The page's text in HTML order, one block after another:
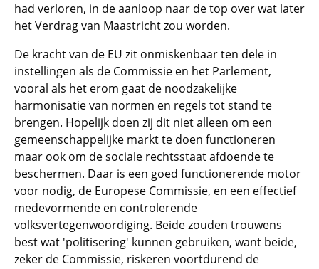
had verloren, in de aanloop naar de top over wat later
het Verdrag van Maastricht zou worden.
De kracht van de EU zit onmiskenbaar ten dele in
instellingen als de Commissie en het Parlement,
vooral als het erom gaat de noodzakelijke
harmonisatie van normen en regels tot stand te
brengen. Hopelijk doen zij dit niet alleen om een
gemeenschappelijke markt te doen functioneren
maar ook om de sociale rechtsstaat afdoende te
beschermen. Daar is een goed functionerende motor
voor nodig, de Europese Commissie, en een effectief
medevormende en controlerende
volksvertegenwoordiging. Beide zouden trouwens
best wat 'politisering' kunnen gebruiken, want beide,
zeker de Commissie, riskeren voortdurend de